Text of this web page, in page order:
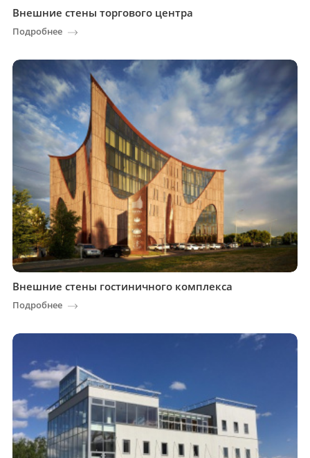
Внешние стены торгового центра
Подробнее
Внешние стены гостиничного комплекса
Подробнее